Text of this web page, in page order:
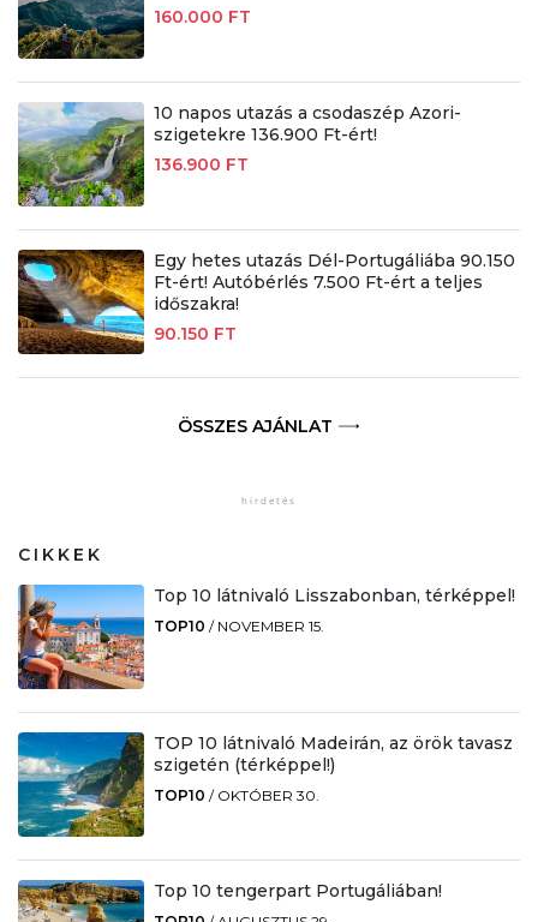
160.000 FT
10 napos utazás a csodaszép Azori-
szigetekre 136.900 Ft-ért!
136.900 FT
Egy hetes utazás Dél-Portugáliába 90.150
Ft-ért! Autóbérlés 7.500 Ft-ért a teljes
időszakra!
90.150 FT
ÖSSZES AJÁNLAT
CIKKEK
Top 10 látnivaló Lisszabonban, térképpel!
TOP10 / NOVEMBER 15.
TOP 10 látnivaló Madeirán, az örök tavasz
szigetén (térképpel!)
TOP10 / OKTÓBER 30.
Top 10 tengerpart Portugáliában!